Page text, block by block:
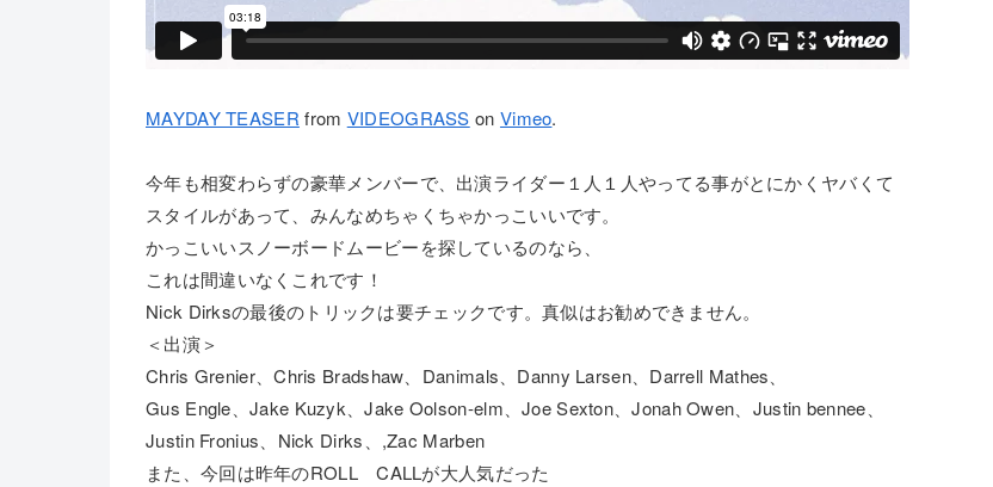
MAYDAY TEASER from VIDEOGRASS on Vimeo.
今年も相変わらずの豪華メンバーで、出演ライダー１人１人やってる事がとにかくヤバくて
スタイルがあって、みんなめちゃくちゃかっこいいです。
かっこいいスノーボードムービーを探しているのなら、
これは間違いなくこれです！
Nick Dirksの最後のトリックは要チェックです。真似はお勧めできません。
＜出演＞
Chris Grenier、Chris Bradshaw、Danimals、Danny Larsen、Darrell Mathes、
Gus Engle、Jake Kuzyk、Jake Oolson-elm、Joe Sexton、Jonah Owen、Justin bennee、
Justin Fronius、Nick Dirks、,Zac Marben
また、今回は昨年のROLL CALLが大人気だった